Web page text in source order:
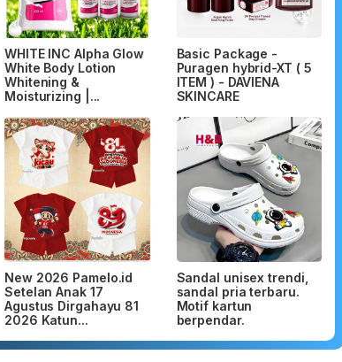
WHITE INC Alpha Glow
White Body Lotion
Whitening &
Moisturizing |...
Basic Package -
Puragen hybrid-XT ( 5
ITEM ) - DAVIENA
SKINCARE
New 2026 Pamelo.id
Setelan Anak 17
Agustus Dirgahayu 81
2026 Katun...
Sandal unisex trendi,
sandal pria terbaru.
Motif kartun
berpendar.